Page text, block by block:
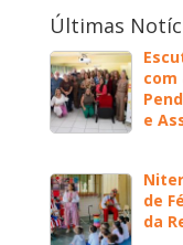
Últimas
com
e
de
da